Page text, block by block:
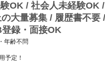
OK / 社会人未経験OK
大量募集 / 履歴書不要
録・面接OK
年齢不問
予定！